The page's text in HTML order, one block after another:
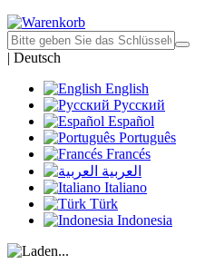
| Deutsch
English
Русский
Español
Português
Francés
العربية
Italiano
Türk
Indonesia